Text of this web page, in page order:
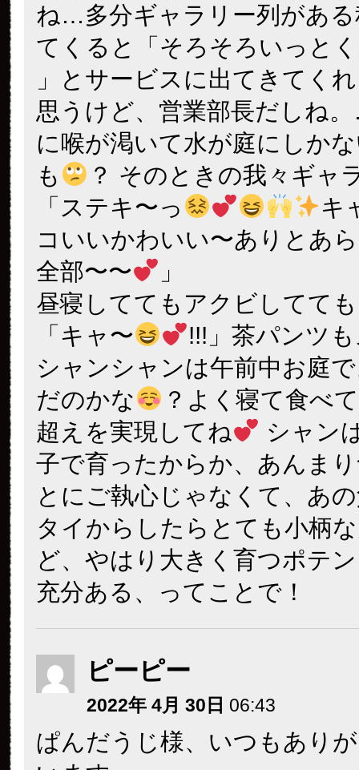
ね…多分ギャラリー列があ
てくると「そろそろいっと
」とサービスに出てきてく
思うけど、営業部長だしね
に喉が渇いて水が庭にしか
も
？ そのときの我々ギャ
「ステキ〜っ
キ
コいいかわいい〜ありとあ
全部〜〜
」
昼寝しててもアクビしてても
「キャ〜
!!!」茶パンツ
シャンシャンは午前中お庭
だのかな
？よく寝て食べ
超えを実現してね
シャン
子で育ったからか、あんま
とにご執心じゃなくて、あ
タイからしたらとても小柄
ど、やはり大きく育つポテ
充分ある、ってことで！
ピーピー
2022年 4月 30日 06:43
ぱんだうじ様、いつもあり